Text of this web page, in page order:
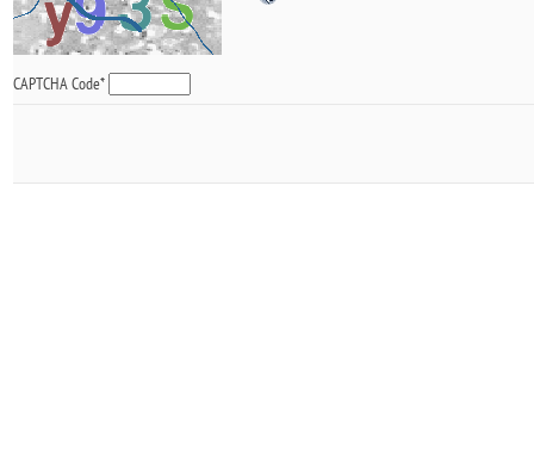
CAPTCHA Code*